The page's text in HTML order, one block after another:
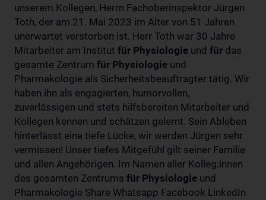
unserem Kollegen, Herrn Fachoberinspektor Jürgen
Toth, der am 21. Mai 2023 im Alter von 51 Jahren
unerwartet verstorben ist. Herr Toth war 30 Jahre
Mitarbeiter am Institut für Physiologie und für das
gesamte Zentrum für Physiologie und
Pharmakologie als Sicherheitsbeauftragter tätig. Wir
haben ihn als engagierten, humorvollen,
zuverlässigen und stets hilfsbereiten Mitarbeiter und
Kollegen kennen und schätzen gelernt. Sein Ableben
hinterlässt eine tiefe Lücke, wir werden Jürgen sehr
vermissen! Unser tiefes Mitgefühl gilt seiner Familie
und allen Angehörigen. Im Namen aller Kolleg:innen
des gesamten Zentrums für Physiologie und
Pharmakologie Share Whatsapp Facebook LinkedIn